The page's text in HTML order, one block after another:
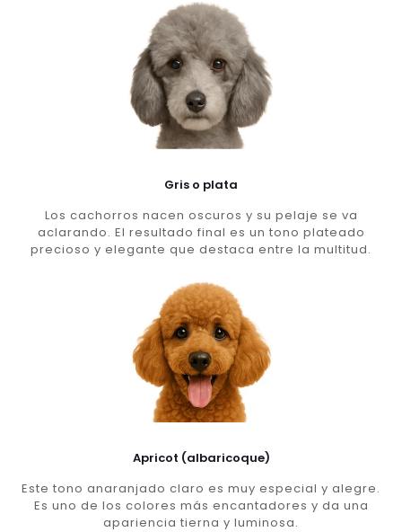
Gris o plata
Los cachorros nacen oscuros y su pelaje se va
aclarando. El resultado final es un tono plateado
precioso y elegante que destaca entre la multitud.
Apricot (albaricoque)
Este tono anaranjado claro es muy especial y alegre.
Es uno de los colores más encantadores y da una
apariencia tierna y luminosa.